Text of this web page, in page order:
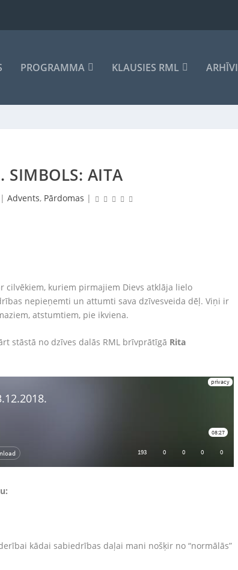
PROGRAMMA KLAUSIES RML ARHĪVI
SIMBOLS: AITA
|Advents, Pārdomas |
cilvēkiem, kuriem pirmajiem Dievs atklāja lielo
nepieņemti un attumti sava dzīvesveida dēļ. Viņi ir
atstumtiem, pie ikviena.
stāstā no dzīves dalās RML brīvprātīgā Rita
kādai sabiedrības daļai mani nošķir no “normālās”